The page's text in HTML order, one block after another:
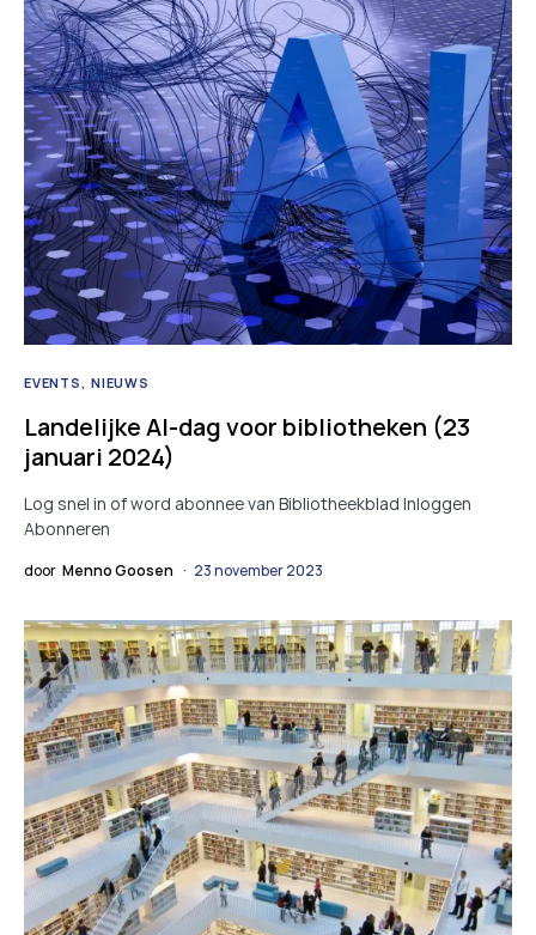
EVENTS NIEUWS
Landelijke AI-dag voor bibliotheken (23
januari 2024)
Log snel in of word abonnee van Bibliotheekblad Inloggen
Abonneren
door Menno Goosen 23 november 2023